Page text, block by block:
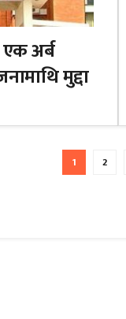
अर्ब
मुद्दा
1 2